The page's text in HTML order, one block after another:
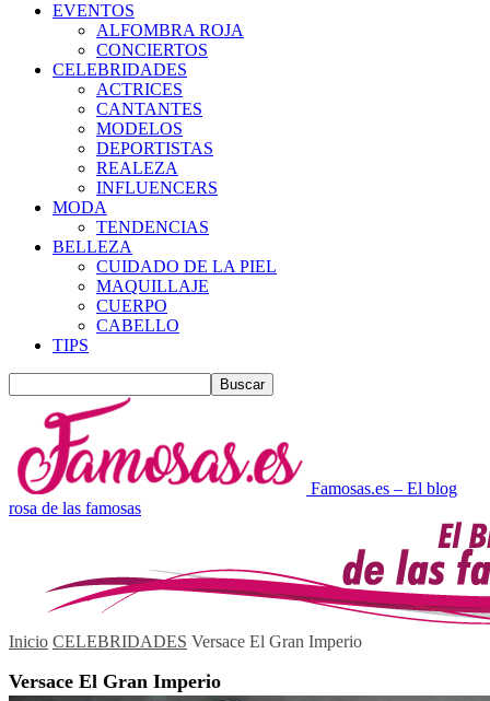
EVENTOS
ALFOMBRA ROJA
CONCIERTOS
CELEBRIDADES
ACTRICES
CANTANTES
MODELOS
DEPORTISTAS
REALEZA
INFLUENCERS
MODA
TENDENCIAS
BELLEZA
CUIDADO DE LA PIEL
MAQUILLAJE
CUERPO
CABELLO
TIPS
Famosas.es – El blog
rosa de las famosas
Inicio CELEBRIDADES Versace El Gran Imperio
Versace El Gran Imperio